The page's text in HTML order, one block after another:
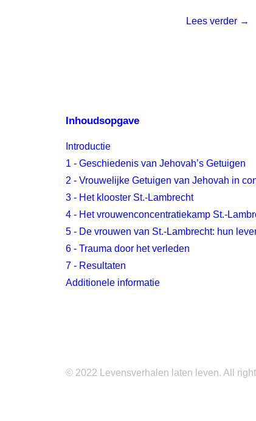
Lees verder →
Inhoudsopgave
Introductie
1 - Geschiedenis van Jehovah’s Getuigen
2 - Vrouwelijke Getuigen van Jehovah in
3 - Het klooster St.‑Lambrecht
4 - Het vrouwenconcentratiekamp
5 - De vrouwen van St.‑Lambrecht: hun
6 - Trauma door het verleden
7 - Resultaten
Additionele informatie
© 2022 Levensverhalen laten leven. All